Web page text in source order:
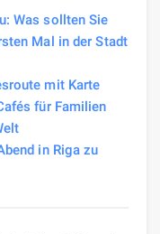
Was sollten Sie
Mal in der Stadt
mit Karte
für Familien
in Riga zu